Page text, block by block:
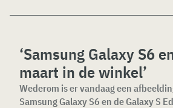
‘Samsung Galaxy S6
maart in de winkel’
Wederom is er vandaag een
Samsung Galaxy S6 en de Galaxy S